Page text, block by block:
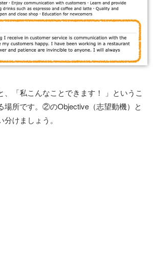
、「私こんなことできます！ 」というこ
場所です。②のObjective（志望動機）と
けましょう。